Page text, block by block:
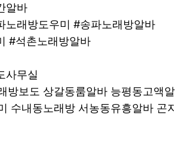
알바
노래방도우미 #송파노래방알바
#석촌노래방알바
사무실
방보도 상갈동룸알바 능평동고액
수내동노래방 서농동유흥알바 곤